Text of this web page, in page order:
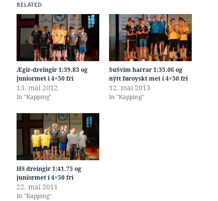
RELATED
Ægir-dreingir 1:39.83 og
juniormet í 4×50 frí
13. mai 2012
In "Kapping"
SuSvim harrar 1:35.06 og
nýtt føroyskt met í 4×50 frí
12. mai 2013
In "Kapping"
HS dreingir 1:41.75 og
juniormet í 4×50 frí
22. mai 2011
In "Kapping"